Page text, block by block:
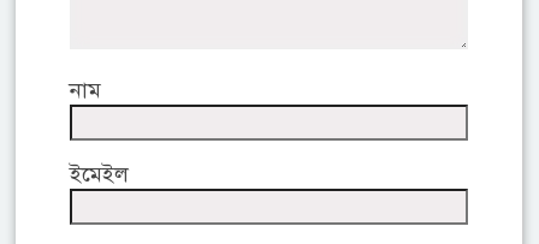
নাম
ইমেইল